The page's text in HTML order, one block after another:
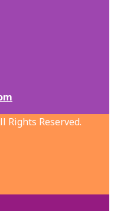
Rights Reserved.